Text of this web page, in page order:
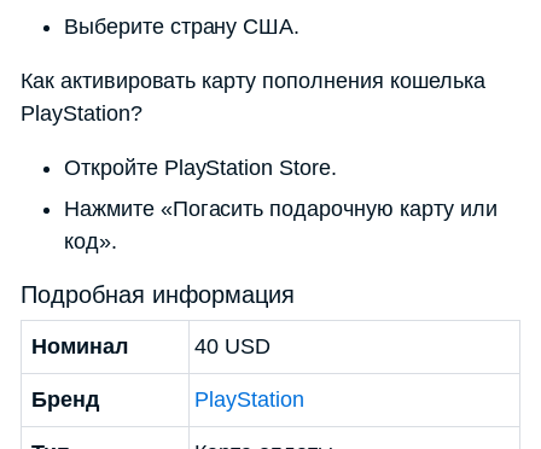
Выберите страну США.
Как активировать карту пополнения кошелька
PlayStation?
Откройте PlayStation Store.
Нажмите «Погасить подарочную карту или
код».
Подробная информация
Номинал 40 USD
Бренд PlayStation